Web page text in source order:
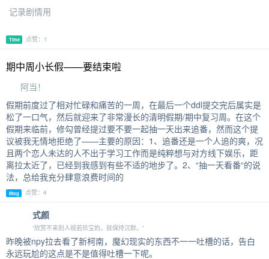
记录剧情用
Time 点赞：1
期中周小长假——要结束啦
阿当！
假期前度过了相对忙碌和痛苦的一周，在最后一个ddl提交完后属实是
松了一口气，然后就迎来了非常漫长的清明假期/期中复习周。在这个
假期来临前，修勾曾经提过要不要一起抽一天出来追番，然而这个提
议被我无情地拒绝了——主要的原因：1、追番还是一个人追的爽，况
且两个恋人未达的人不出于学习工作而是纯粹想与对方线下娱乐，距
离拉太近了，已经到我感到有些不适的地步了。2、“抽一天看番“的说
法，总给我充分肆意浪费时间的
Blog 点赞：4
式颜
“欣赏不来别人视若珍宝的，就保持沉默。”
昨晚被npy拉去看了新柯南，魔幻现实的东西不一一吐槽的话，告白
永远玩尬的这点是不是值得吐槽一下呢。